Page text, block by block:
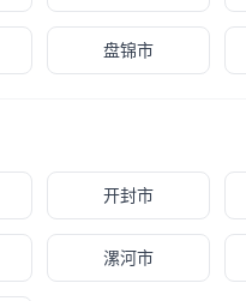
盘锦市
开封市
漯河市